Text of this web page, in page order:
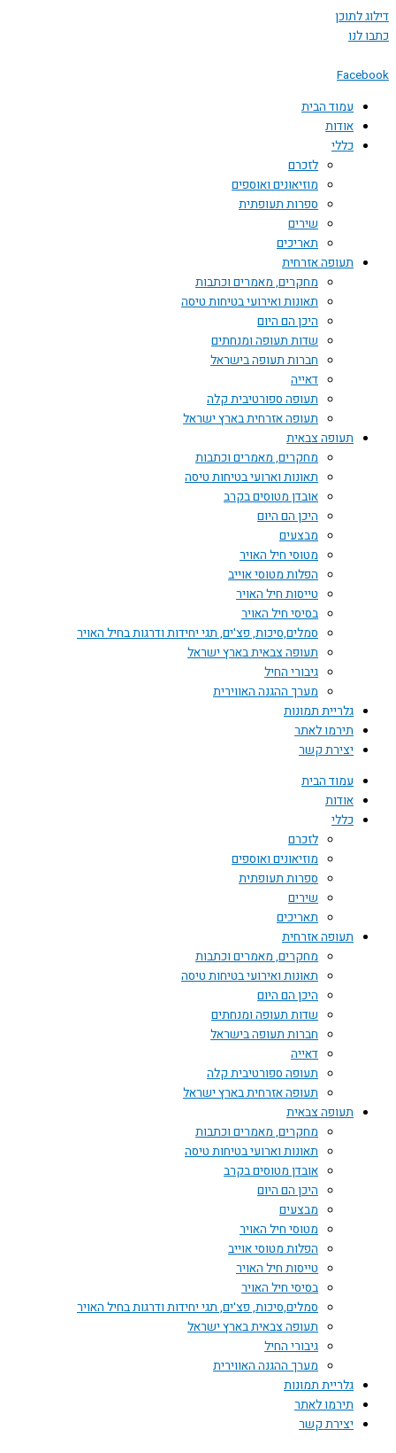
דילוג לתוכן
כתבו לנו
Facebook
עמוד הבית
אודות
כללי
לזכרם
מוזיאונים ואוספים
ספרות תעופתית
שירים
תאריכים
תעופה אזרחית
מחקרים, מאמרים וכתבות
תאונות ואירועי בטיחות טיסה
היכן הם היום
שדות תעופה ומנחתים
חברות תעופה בישראל
דאייה
תעופה ספורטיבית קלה
תעופה אזרחית בארץ ישראל
תעופה צבאית
מחקרים, מאמרים וכתבות
תאונות וארועי בטיחות טיסה
אובדן מטוסים בקרב
היכן הם היום
מבצעים
מטוסי חיל האויר
הפלות מטוסי אוייב
טייסות חיל האויר
בסיסי חיל האויר
סמלים,סיכות, פצ'ים, תגי יחידות ודרגות בחיל האויר
תעופה צבאית בארץ ישראל
גיבורי החיל
מערך ההגנה האווירית
גלריית תמונות
תירמו לאתר
יצירת קשר
עמוד הבית
אודות
כללי
לזכרם
מוזיאונים ואוספים
ספרות תעופתית
שירים
תאריכים
תעופה אזרחית
מחקרים, מאמרים וכתבות
תאונות ואירועי בטיחות טיסה
היכן הם היום
שדות תעופה ומנחתים
חברות תעופה בישראל
דאייה
תעופה ספורטיבית קלה
תעופה אזרחית בארץ ישראל
תעופה צבאית
מחקרים, מאמרים וכתבות
תאונות וארועי בטיחות טיסה
אובדן מטוסים בקרב
היכן הם היום
מבצעים
מטוסי חיל האויר
הפלות מטוסי אוייב
טייסות חיל האויר
בסיסי חיל האויר
סמלים,סיכות, פצ'ים, תגי יחידות ודרגות בחיל האויר
תעופה צבאית בארץ ישראל
גיבורי החיל
מערך ההגנה האווירית
גלריית תמונות
תירמו לאתר
יצירת קשר